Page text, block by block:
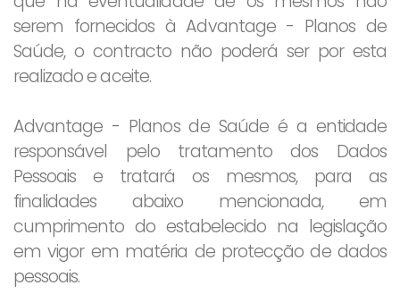
serem fornecidos à Advantage - Planos de
Saúde, o contracto não poderá ser por esta
realizado e aceite.
Advantage - Planos de Saúde é a entidade
responsável pelo tratamento dos Dados
Pessoais e tratará os mesmos, para as
finalidades abaixo mencionada, em
cumprimento do estabelecido na legislação
em vigor em matéria de protecção de dados
pessoais.